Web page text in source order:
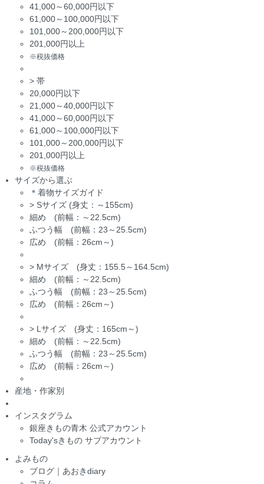
41,000～60,000円以下
61,000～100,000円以下
101,000～200,000円以下
201,000円以上
※税抜価格
> 帯
20,000円以下
21,000～40,000円以下
41,000～60,000円以下
61,000～100,000円以下
101,000～200,000円以下
201,000円以上
※税抜価格
サイズから選ぶ
＊着物サイズガイド
> Sサイズ (身丈：～155cm)
細め (前幅：～22.5cm)
ふつう幅 (前幅：23～25.5cm)
広め (前幅：26cm～)
> Mサイズ (身丈：155.5～164.5cm)
細め (前幅：～22.5cm)
ふつう幅 (前幅：23～25.5cm)
広め (前幅：26cm～)
> Lサイズ (身丈：165cm～)
細め (前幅：～22.5cm)
ふつう幅 (前幅：23～25.5cm)
広め (前幅：26cm～)
産地・作家別
インスタグラム
銀座きもの青木 公式アカウント
Today'sきもの サブアカウント
よみもの
ブログ｜あおきdiary